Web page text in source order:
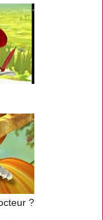
?